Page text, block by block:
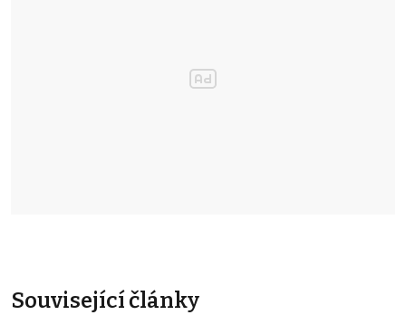
Související články